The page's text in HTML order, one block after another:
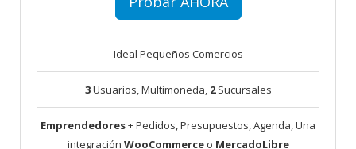
Ideal Pequeños Comercios
3Usuarios, Multimoneda, 2Sucursales
Emprendedores+ Pedidos, Presupuestos, Agenda, Una
integración WooCommerceo MercadoLibre